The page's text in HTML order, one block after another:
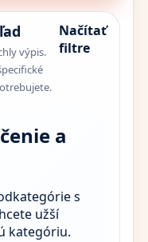
výpis.
Načítať
filtre
a
s
užší
kategóriu.